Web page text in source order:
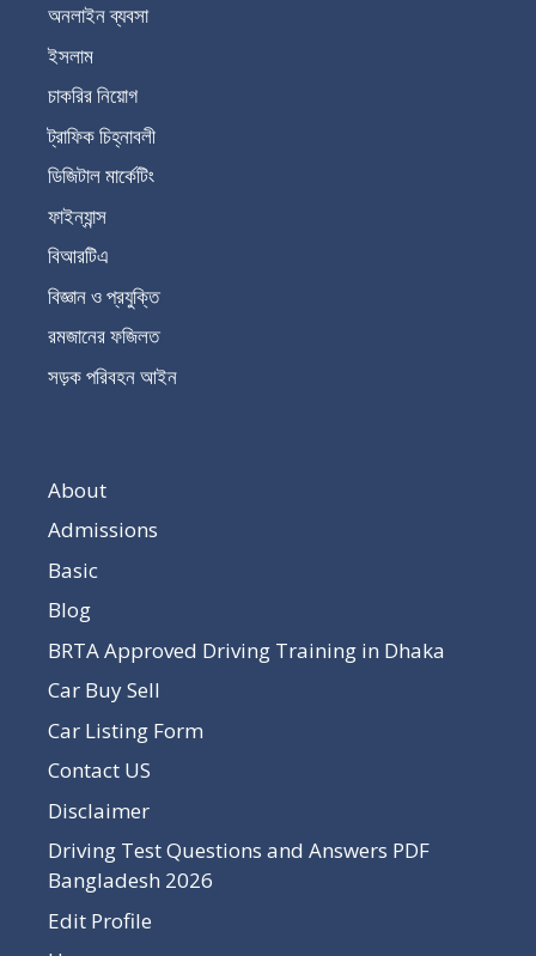
অনলাইন ব্যবসা
ইসলাম
চাকরির নিয়োগ
ট্রাফিক চিহ্নাবলী
ডিজিটাল মার্কেটিং
ফাইন্যান্স
বিআরটিএ
বিজ্ঞান ও প্রযুক্তি
রমজানের ফজিলত
সড়ক পরিবহন আইন
About
Admissions
Basic
Blog
BRTA Approved Driving Training in Dhaka
Car Buy Sell
Car Listing Form
Contact US
Disclaimer
Driving Test Questions and Answers PDF
Bangladesh 2026
Edit Profile